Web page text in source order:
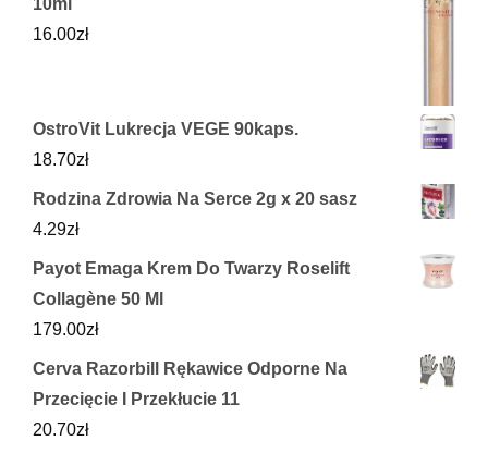
16.00zł
OstroVit Lukrecja VEGE 90kaps.
18.70zł
Rodzina Zdrowia Na Serce 2g x 20 sasz
4.29zł
Payot Emaga Krem Do Twarzy Roselift
Collagène 50 Ml
179.00zł
Cerva Razorbill Rękawice Odporne Na
Przecięcie I Przekłucie 11
20.70zł